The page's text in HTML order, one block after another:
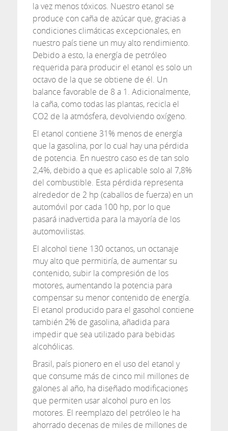
la vez menos tóxicos. Nuestro etanol se
produce con caña de azúcar que, gracias a
condiciones climáticas excepcionales, en
nuestro país tiene un muy alto rendimiento.
Debido a esto, la energía de petróleo
requerida para producir el etanol es solo un
octavo de la que se obtiene de él. Un
balance favorable de 8 a 1. Adicionalmente,
la caña, como todas las plantas, recicla el
CO2 de la atmósfera, devolviendo oxígeno.
El etanol contiene 31% menos de energía
que la gasolina, por lo cual hay una pérdida
de potencia. En nuestro caso es de tan solo
2,4%, debido a que es aplicable solo al 7,8%
del combustible. Esta pérdida representa
alrededor de 2 hp (caballos de fuerza) en un
automóvil por cada 100 hp, por lo que
pasará inadvertida para la mayoría de los
automovilistas.
El alcohol tiene 130 octanos, un octanaje
muy alto que permitiría, de aumentar su
contenido, subir la compresión de los
motores, aumentando la potencia para
compensar su menor contenido de energía.
El etanol producido para el gasohol contiene
también 2% de gasolina, añadida para
impedir que sea utilizado para bebidas
alcohólicas.
Brasil, país pionero en el uso del etanol y
que consume más de cinco mil millones de
galones al año, ha diseñado modificaciones
que permiten usar alcohol puro en los
motores. El reemplazo del petróleo le ha
ahorrado decenas de miles de millones de